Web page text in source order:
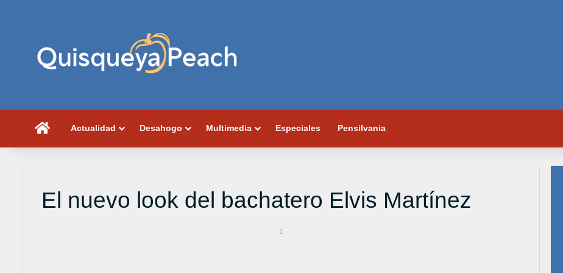
PortadaActualidad Desahogo Multimedia Especiales Pensilvania
El nuevo look del bachatero Elvis Martínez
1